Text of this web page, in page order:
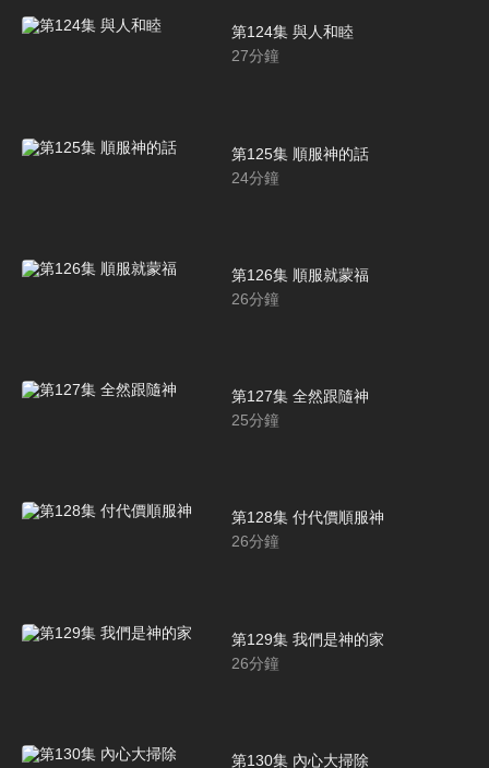
第124集 與人和睦
27分鐘
第125集 順服神的話
24分鐘
第126集 順服就蒙福
26分鐘
第127集 全然跟隨神
25分鐘
第128集 付代價順服神
26分鐘
第129集 我們是神的家
26分鐘
第130集 內心大掃除